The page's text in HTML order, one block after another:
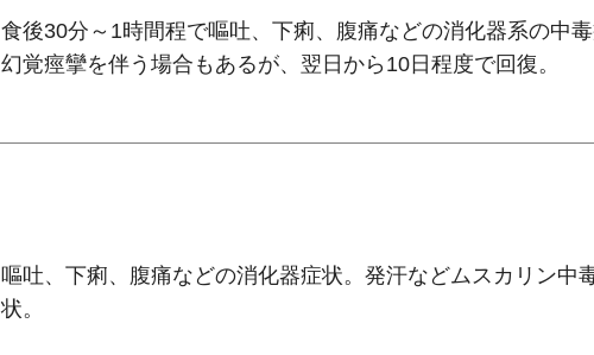
食後30分～1時間程で嘔吐、下痢、腹痛などの消化器系の中
幻覚痙攣を伴う場合もあるが、翌日から10日程度で回復。
嘔吐、下痢、腹痛などの消化器症状。発汗などムスカリン中
状。